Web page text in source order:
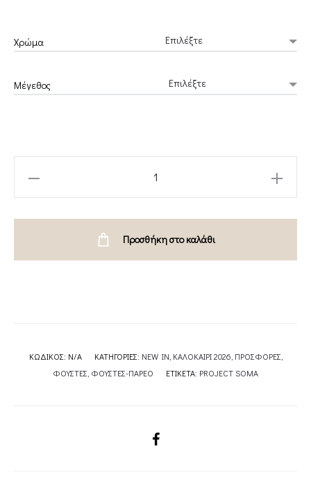
was:
120.00€.
is:
84.00€.
Χρώμα
Μέγεθος
Προσθήκη στο καλάθι
ΚΩΔΙΚΌΣ: N/A ΚΑΤΗΓΟΡΊΕΣ: NEW IN, ΚΑΛΟΚΑΙΡΙ 2026, ΠΡΟΣΦΟΡΕΣ,
ΦΟΥΣΤΕΣ, ΦΟΥΣΤΕΣ-ΠΑΡΕΟ ΕΤΙΚΈΤΑ: PROJECT SOMA
SHARE